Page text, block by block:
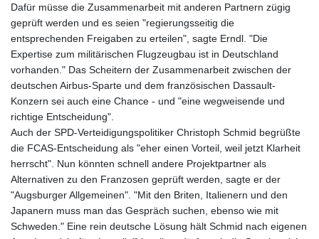
GIP 0.74148
GNF
8756.649224
GTQ 7.607144
GYD 208.588851
HKD 7.84315
HRK 6.518804
HTG 130.363707
HUF 314.060388
IDR 17801
ILS 2.99985
IMP 0.74148
INR 95.210504
Dafür müsse die Zusammenarbeit mit anderen Partnern zügig
geprüft werden und es seien "regierungsseitig die
entsprechenden Freigaben zu erteilen", sagte Erndl. "Die
Expertise zum militärischen Flugzeugbau ist in Deutschland
vorhanden." Das Scheitern der Zusammenarbeit zwischen der
deutschen Airbus-Sparte und dem französischen Dassault-
Konzern sei auch eine Chance - und "eine wegweisende und
richtige Entscheidung".
Auch der SPD-Verteidigungspolitiker Christoph Schmid begrüßte
die FCAS-Entscheidung als "eher einen Vorteil, weil jetzt Klarheit
herrscht". Nun könnten schnell andere Projektpartner als
Alternativen zu den Franzosen geprüft werden, sagte er der
"Augsburger Allgemeinen". "Mit den Briten, Italienern und den
Japanern muss man das Gespräch suchen, ebenso wie mit
Schweden." Eine rein deutsche Lösung hält Schmid nach eigenen